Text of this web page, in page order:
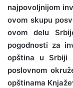
najpovoljnijom
ovom skupu
ovom delu
pogodnosti za
opština u Srbiji
poslovnom
opštinama